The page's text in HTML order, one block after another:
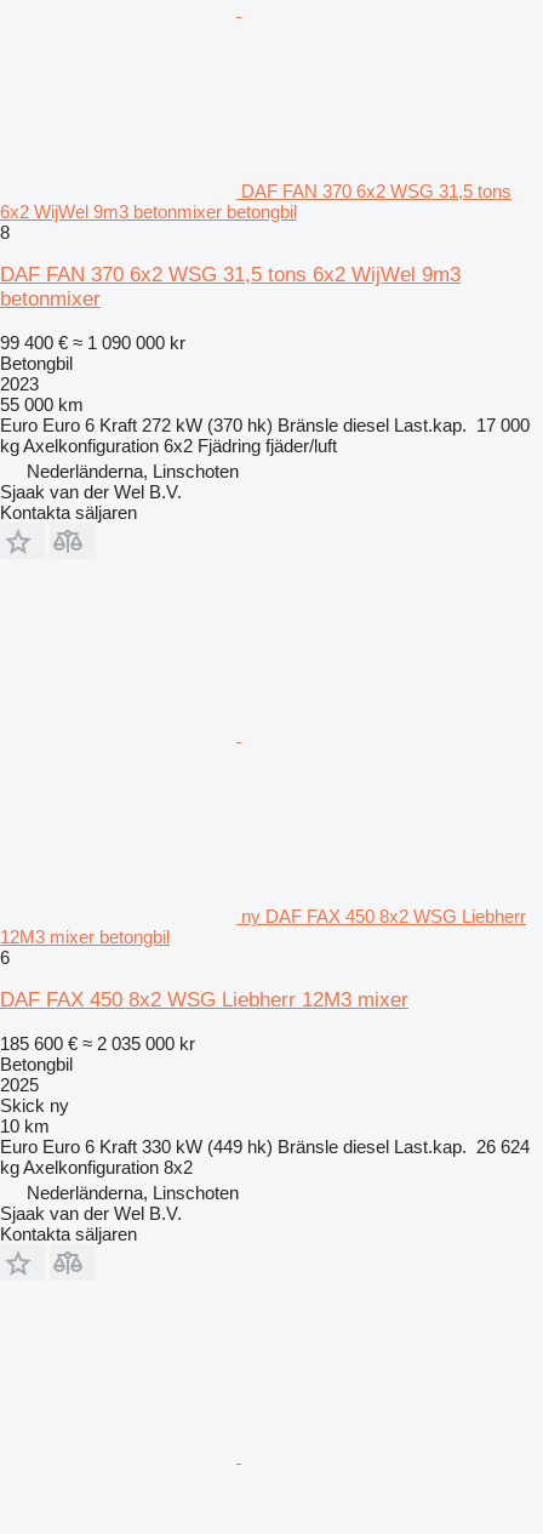
DAF FAN 370 6x2 WSG 31,5 tons
6x2 WijWel 9m3 betonmixer betongbil
8
DAF FAN 370 6x2 WSG 31,5 tons 6x2 WijWel 9m3
betonmixer
99 400 € ≈ 1 090 000 kr
Betongbil
2023
55 000 km
Euro Euro 6 Kraft 272 kW (370 hk) Bränsle diesel Last.kap. 17 000
kgAxelkonfiguration 6x2 Fjädring fjäder/luft
Nederländerna, Linschoten
Sjaak van der Wel B.V.
Kontakta säljaren
ny DAF FAX 450 8x2 WSG Liebherr
12M3 mixer betongbil
6
DAF FAX 450 8x2 WSG Liebherr 12M3 mixer
185 600 € ≈ 2 035 000 kr
Betongbil
2025
Skick ny
10 km
Euro Euro 6 Kraft 330 kW (449 hk) Bränsle diesel Last.kap. 26 624
kgAxelkonfiguration 8x2
Nederländerna, Linschoten
Sjaak van der Wel B.V.
Kontakta säljaren